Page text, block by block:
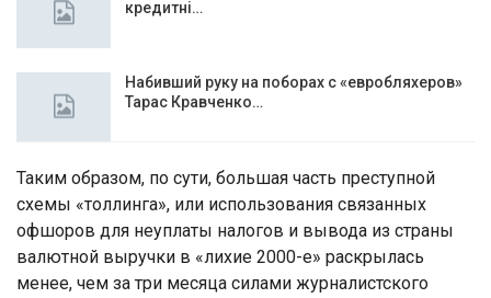
кредитні…
Набивший руку на поборах с «евробляхеров»
Тарас Кравченко…
Таким образом, по сути, большая часть преступной
схемы «толлинга», или использования связанных
офшоров для неуплаты налогов и вывода из страны
валютной выручки в «лихие 2000-е» раскрылась
менее, чем за три месяца силами журналистского